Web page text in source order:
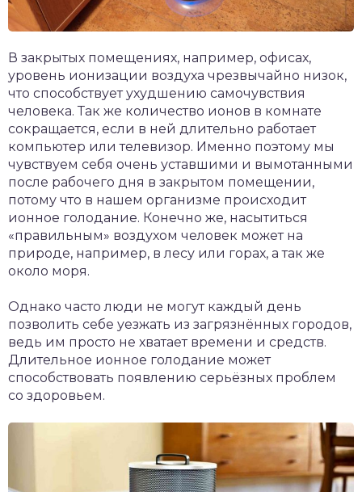
В закрытых помещениях, например, офисах,
уровень ионизации воздуха чрезвычайно низок,
что способствует ухудшению самочувствия
человека. Так же количество ионов в комнате
сокращается, если в ней длительно работает
компьютер или телевизор. Именно поэтому мы
чувствуем себя очень уставшими и вымотанными
после рабочего дня в закрытом помещении,
потому что в нашем организме происходит
ионное голодание. Конечно же, насытиться
«правильным» воздухом человек может на
природе, например, в лесу или горах, а так же
около моря.
Однако часто люди не могут каждый день
позволить себе уезжать из загрязнённых городов,
ведь им просто не хватает времени и средств.
Длительное ионное голодание может
способствовать появлению серьёзных проблем
со здоровьем.